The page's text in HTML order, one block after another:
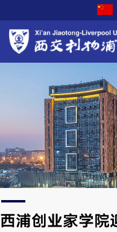
西浦创业家学院